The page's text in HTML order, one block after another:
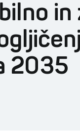
in
2035